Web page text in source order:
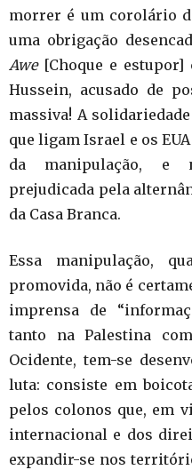
morrer é um corolário
uma obrigação
Awe[Choque e estupor]
Hussein, acusado de
massiva! A
que ligam Israel e os
da manipulação, e
prejudicada pela
da Casa Branca.
Essa manipulação,
promovida, não é
imprensa de
tanto na Palestina
Ocidente, tem-se
luta: consiste em
pelos colonos que, em
internacional e dos
expandir-se nos